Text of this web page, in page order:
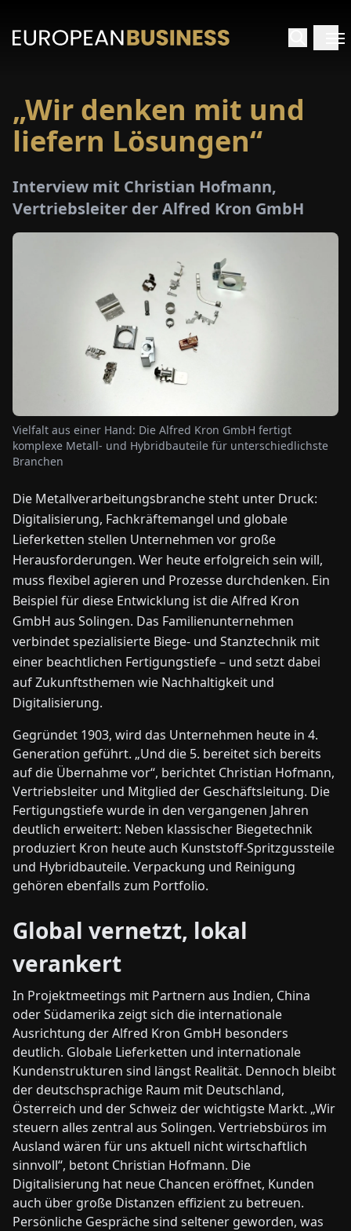
ÜBER
UNS
EN DEFRESIT NL PLHU
KONTAKT
ZU
UNS
„Wir denken mit und
liefern Lösungen“
Interview mit Christian Hofmann,
Vertriebsleiter der Alfred Kron GmbH
Vielfalt aus einer Hand: Die Alfred Kron GmbH fertigt
komplexe Metall- und Hybridbauteile für unterschiedlichste
Branchen
Die Metallverarbeitungsbranche steht unter Druck:
Digitalisierung, Fachkräftemangel und globale
Lieferketten stellen Unternehmen vor große
Herausforderungen. Wer heute erfolgreich sein will,
muss flexibel agieren und Prozesse durchdenken. Ein
Beispiel für diese Entwicklung ist die Alfred Kron
GmbH aus Solingen. Das Familienunternehmen
verbindet spezialisierte Biege- und Stanztechnik mit
einer beachtlichen Fertigungstiefe – und setzt dabei
auf Zukunftsthemen wie Nachhaltigkeit und
Digitalisierung.
Gegründet 1903, wird das Unternehmen heute in 4.
Generation geführt. „Und die 5. bereitet sich bereits
auf die Übernahme vor“, berichtet Christian Hofmann,
Vertriebsleiter und Mitglied der Geschäftsleitung. Die
Fertigungstiefe wurde in den vergangenen Jahren
deutlich erweitert: Neben klassischer Biegetechnik
produziert Kron heute auch Kunststoff-Spritzgussteile
und Hybridbauteile. Verpackung und Reinigung
gehören ebenfalls zum Portfolio.
Global vernetzt, lokal
verankert
In Projektmeetings mit Partnern aus Indien, China
oder Südamerika zeigt sich die internationale
Ausrichtung der Alfred Kron GmbH besonders
deutlich. Globale Lieferketten und internationale
Kundenstrukturen sind längst Realität. Dennoch bleibt
der deutschsprachige Raum mit Deutschland,
Österreich und der Schweiz der wichtigste Markt. „Wir
steuern alles zentral aus Solingen. Vertriebsbüros im
Ausland wären für uns aktuell nicht wirtschaftlich
sinnvoll“, betont Christian Hofmann. Die
Digitalisierung hat neue Chancen eröffnet, Kunden
auch über große Distanzen effizient zu betreuen.
Persönliche Gespräche sind seltener geworden, was